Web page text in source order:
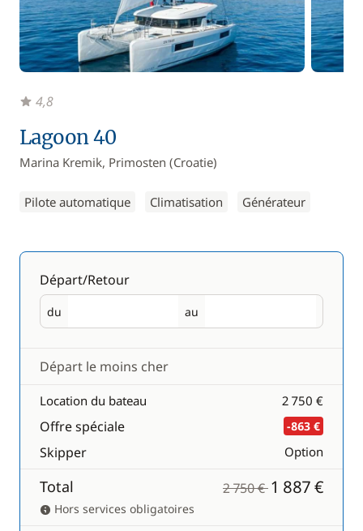
Lagoon 40
Marina Kremik, Primosten (Croatie)
Pilote automatique Climatisation Générateur
4,8
Départ/Retour
du
Départ au
Retour
Départ le moins cher
Location du bateau 2 750 €
Offre spéciale -863 €
Skipper Option
Total 2 750 €1 887 €
Hors services obligatoires